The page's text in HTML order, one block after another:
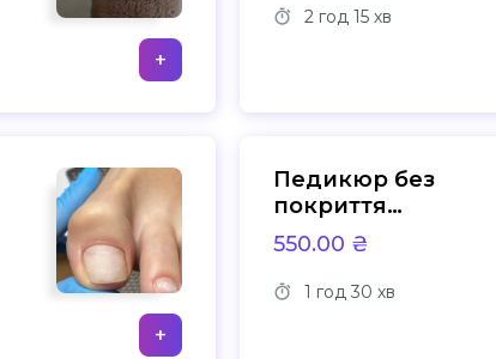
+
2 год 15 хв
+
Педикюр без
покриття
(пальці+стопа)
550.00 ₴
1 год 30 хв